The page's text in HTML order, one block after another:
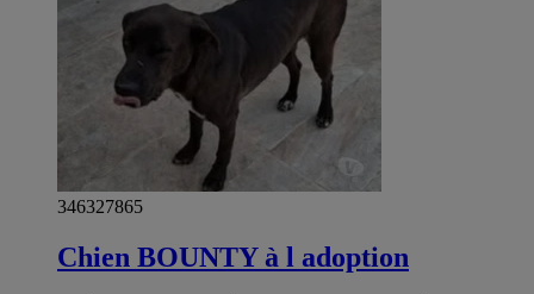
346327865
Chien BOUNTY à l adoption